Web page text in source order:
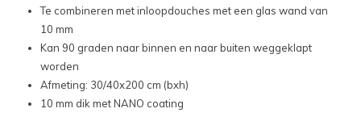
Te combineren met inloopdouches met een glas wand van
10 mm
Kan 90 graden naar binnen en naar buiten weggeklapt
worden
Afmeting: 30/40x200 cm (bxh)
10 mm dik met NANO coating